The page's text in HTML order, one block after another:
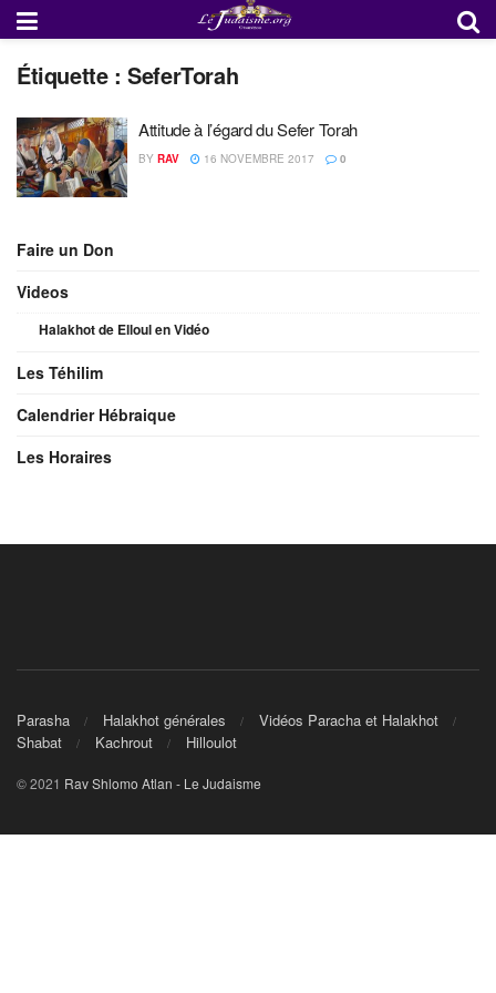
Étiquette :SeferTorah
Attitude à l’égard du Sefer Torah
BY RAV 16 NOVEMBRE 2017 0
Faire un Don
Videos
Halakhot de Elloul en Vidéo
Les Téhilim
Calendrier Hébraique
Les Horaires
Parasha Halakhot générales
Vidéos Paracha et Halakhot
Shabat
Kachrout Hilloulot
© 2021 Rav Shlomo Atlan - Le Judaisme